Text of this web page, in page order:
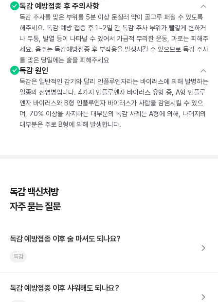
독감 예방접종 후 주의사항
독감 주사를 맞은 부위를 5분 이상 문질러 약이 골고루 퍼질 수 있도록
해주세요. 독감 예방 접종 후 1~2일 간 독감 주사 부위가 빨갛게 변하거
나 두통, 발열 등이 나타날 수 있어서 가급적 무리한 운동, 과로는 피해주
세요. 음주는 독감예방접종 후 부작용을 발생시킬 수 있으므로 독감 주사
를 맞은 당일에는 술을 피해주세요
독감 원인
독감은 일반적인 감기와 달리 인플루엔자라는 바이러스에 의해 발병하는
일종의 전염병입니다. 4가지 인플루엔자 바이러스 유형 중, A형 인플루
엔자 바이러스와 B형 인플루엔자 바이러스가 사람을 감염시킬 수 있으
며, 70% 이상을 차지하는 대부분의 독감 사례는 A형에 의해, 나머지의
대부분은 주로 B형에 의해 발생합니다.
독감 백신처방
자주 묻는 질문
독감 예방접종 이후 술 마셔도 되나요?
독감
독감 예방접종 이후 샤워해도 되나요?